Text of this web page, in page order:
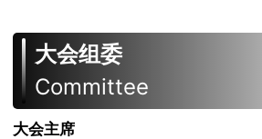
大会组委
Committee
大会主席